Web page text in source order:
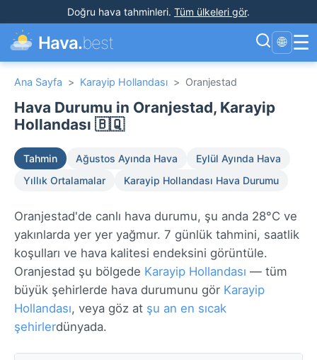
Doğru hava tahminleri. Tüm ülkeleri gör.
Hava.best 🌐 ☰
Ana Sayfa > Karayip Hollandası > Oranjestad
Hava Durumu in Oranjestad, Karayip
Hollandası 🇧🇶
Tahmin Ağustos Ayında Hava
Eylül Ayında Hava
Yıllık Ortalamalar
Karayip Hollandası Hava Durumu
Oranjestad'de canlı hava durumu, şu anda 28°C ve
yakınlarda yer yer yağmur. 7 günlük tahmini, saatlik
koşulları ve hava kalitesi endeksini görüntüle.
Oranjestad şu bölgede Karayip Hollandası — tüm
büyük şehirlerde hava durumunu gör Karayip
Hollandası, veya göz at şu an en sıcak
şehirlerdünyada.